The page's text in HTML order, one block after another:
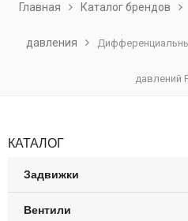
Главная Каталог брендов
давления
давлений
КАТАЛОГ
Задвижки
Вентили